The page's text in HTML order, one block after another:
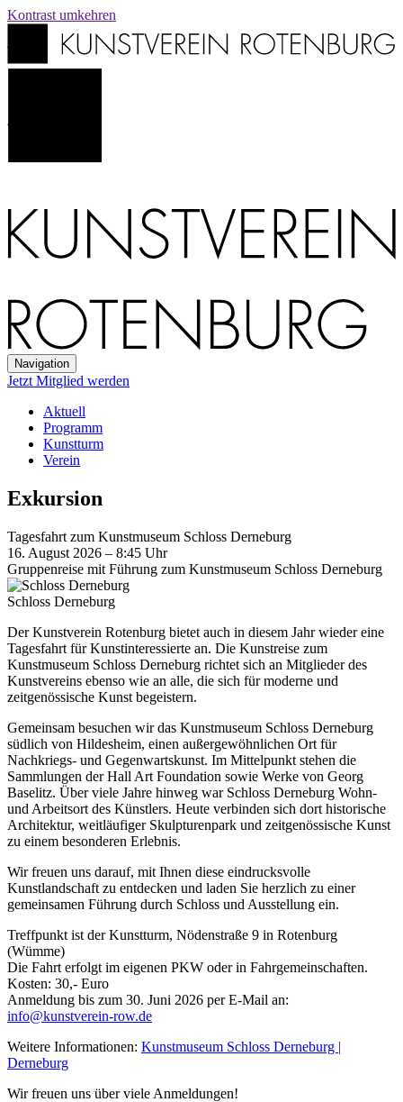
Kontrast umkehren
Navigation
Jetzt Mitglied werden
Aktuell
Programm
Kunstturm
Verein
Exkursion
Tagesfahrt zum Kunstmuseum Schloss Derneburg
16. August 2026 – 8:45 Uhr
Gruppenreise mit Führung zum Kunstmuseum Schloss Derneburg
Schloss Derneburg
Der Kunstverein Rotenburg bietet auch in diesem Jahr wieder eine
Tagesfahrt für Kunstinteressierte an. Die Kunstreise zum
Kunstmuseum Schloss Derneburg richtet sich an Mitglieder des
Kunstvereins ebenso wie an alle, die sich für moderne und
zeitgenössische Kunst begeistern.
Gemeinsam besuchen wir das Kunstmuseum Schloss Derneburg
südlich von Hildesheim, einen außergewöhnlichen Ort für
Nachkriegs- und Gegenwartskunst. Im Mittelpunkt stehen die
Sammlungen der Hall Art Foundation sowie Werke von Georg
Baselitz. Über viele Jahre hinweg war Schloss Derneburg Wohn-
und Arbeitsort des Künstlers. Heute verbinden sich dort historische
Architektur, weitläufiger Skulpturenpark und zeitgenössische Kunst
zu einem besonderen Erlebnis.
Wir freuen uns darauf, mit Ihnen diese eindrucksvolle
Kunstlandschaft zu entdecken und laden Sie herzlich zu einer
gemeinsamen Führung durch Schloss und Ausstellung ein.
Treffpunkt ist der Kunstturm, Nödenstraße 9 in Rotenburg
(Wümme)
Die Fahrt erfolgt im eigenen PKW oder in Fahrgemeinschaften.
Kosten: 30,- Euro
Anmeldung bis zum 30. Juni 2026 per E-Mail an:
info@kunstverein-row.de
Weitere Informationen: Kunstmuseum Schloss Derneburg |
Derneburg
Wir freuen uns über viele Anmeldungen!